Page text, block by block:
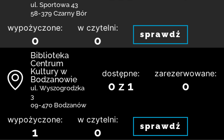
ul. Sportowa 43
58-379 Czarny Bór
wypożyczone:
0
w czytelni:
0 sprawdź
Biblioteka
Centrum
Kultury w
Bodzanowie
ul. Wyszogrodzka
3
09-470 Bodzanów
dostępne:
0 z 1
zarezerwowane:
0
wypożyczone:
1
w czytelni:
0 sprawdź